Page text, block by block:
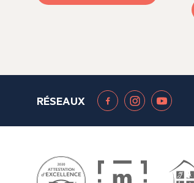
RÉSEAUX